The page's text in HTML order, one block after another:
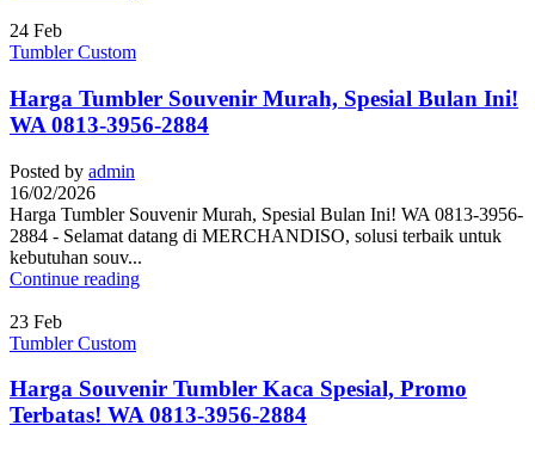
24 Feb
Tumbler Custom
Harga Tumbler Souvenir Murah, Spesial Bulan Ini!
WA 0813-3956-2884
Posted by admin
16/02/2026
Harga Tumbler Souvenir Murah, Spesial Bulan Ini! WA 0813-3956-
2884 - Selamat datang di MERCHANDISO, solusi terbaik untuk
kebutuhan souv...
Continue reading
23 Feb
Tumbler Custom
Harga Souvenir Tumbler Kaca Spesial, Promo
Terbatas! WA 0813-3956-2884